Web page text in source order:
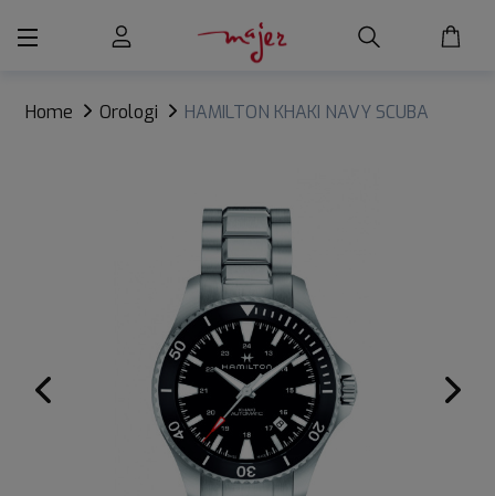
Home Orologi
HAMILTON KHAKI NAVY SCUBA